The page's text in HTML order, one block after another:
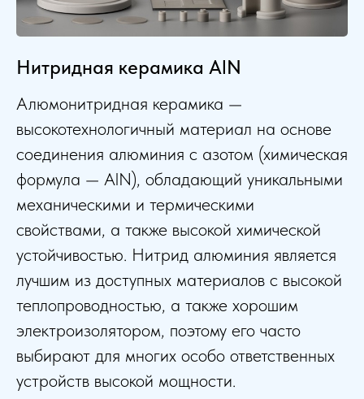
Нитридная керамика AlN
Алюмонитридная керамика —
высокотехнологичный материал на основе
соединения алюминия с азотом (химическая
формула — AlN), обладающий уникальными
механическими и термическими
свойствами, а также высокой химической
устойчивостью. Нитрид алюминия является
лучшим из доступных материалов с высокой
теплопроводностью, а также хорошим
электроизолятором, поэтому его часто
выбирают для многих особо ответственных
устройств высокой мощности.